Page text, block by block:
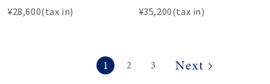
¥28,600(tax in) ¥35,200(tax in)
1 2 3